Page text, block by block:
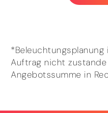
Auftrag nicht
Angebotssumme in